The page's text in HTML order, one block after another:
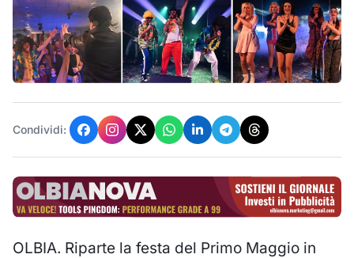
Condividi:
OLBIA. Riparte la festa del Primo Maggio in